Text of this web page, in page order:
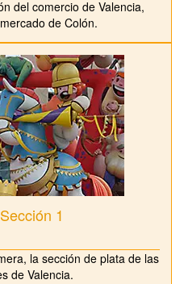
del comercio de Valencia,
de Colón.
1
la sección de plata de las
de Valencia.